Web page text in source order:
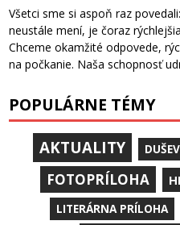
Všetci sme si aspoň raz
neustále mení, je čoraz
Chceme okamžité odpovede,
na počkanie. Naša schopnosť
POPULÁRNE TÉMY
AKTUALITY
FOTOPRÍLOHA
LITERÁRNA PRÍLOHA